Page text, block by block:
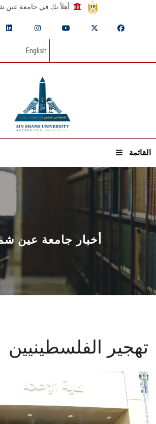
أهلاً بك في جامعة
English
القائمة
أخبار جامعة عين
تهجير الفلسطينيين